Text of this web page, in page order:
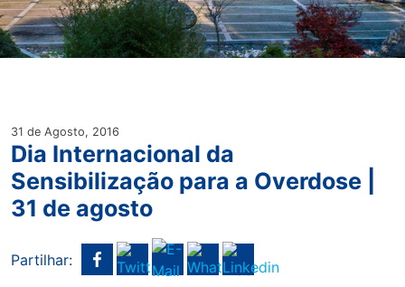
31 de Agosto, 2016
Dia Internacional da
Sensibilização para a Overdose |
31 de agosto
Partilhar: